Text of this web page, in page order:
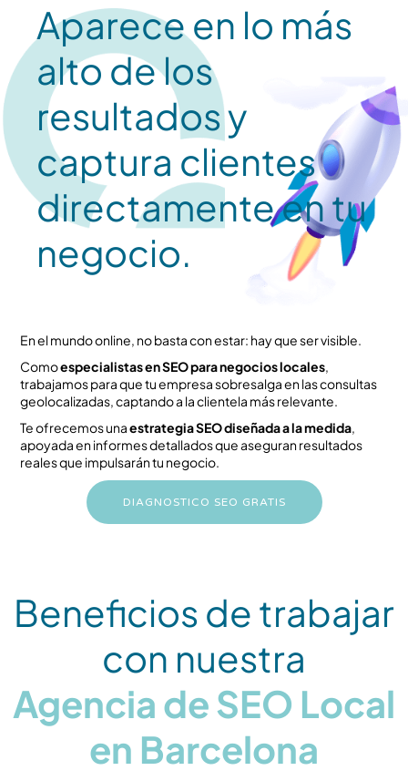
Aparece en lo más
alto de los
resultados y
captura clientes
directamente en tu
negocio.
En el mundo online, no basta con estar: hay que ser visible.
Comoespecialistas en SEO para negocios locales,
trabajamos para que tu empresa sobresalga en las consultas
geolocalizadas, captando a la clientela más relevante.
Te ofrecemos unaestrategia SEO diseñada a la medida,
apoyada en informes detallados que aseguran resultados
reales que impulsarán tu negocio.
DIAGNOSTICO SEO GRATIS
Beneficios de trabajar
con nuestra
Agencia de SEO Local
en Barcelona